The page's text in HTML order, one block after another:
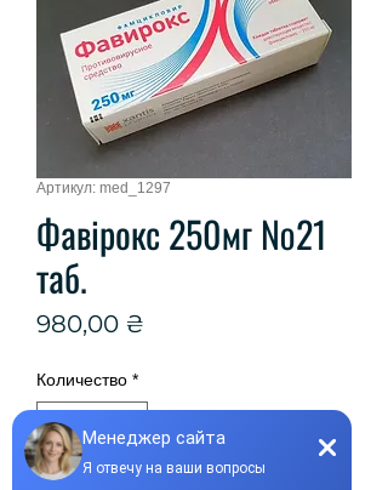
Артикул: med_1297
Фавірокс 250мг №21
таб.
980,00 ₴
Количество *